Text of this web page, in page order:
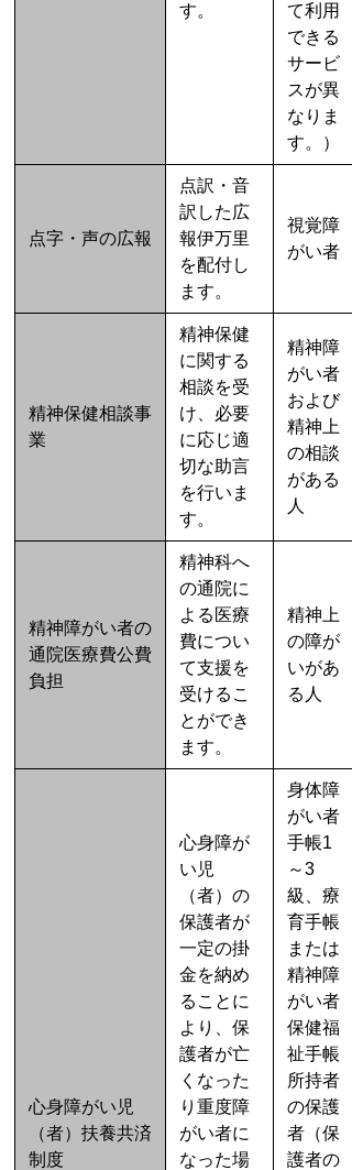
す。
て利用
できる
サービ
スが異
なりま
す。）
点字・声の広報
点訳・音
訳した広
報伊万里
を配付し
ます。
視覚障
がい者
精神保健相談事
業
精神保健
に関する
相談を受
け、必要
に応じ適
切な助言
を行いま
す。
精神障
がい者
および
精神上
の相談
がある
人
精神障がい者の
通院医療費公費
負担
精神科へ
の通院に
よる医療
費につい
て支援を
受けるこ
とができ
ます。
精神上
の障が
いがあ
る人
心身障がい児
（者）扶養共済
制度
心身障が
い児
（者）の
保護者が
一定の掛
金を納め
ることに
より、保
護者が亡
くなった
り重度障
がい者に
なった場
身体障
がい者
手帳1
～3
級、療
育手帳
または
精神障
がい者
保健福
祉手帳
所持者
の保護
者（保
護者の